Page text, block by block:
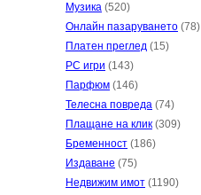
Музика (520)
Онлайн пазаруването (78)
Платен преглед (15)
PC игри (143)
Парфюм (146)
Телесна повреда (74)
Плащане на клик (309)
Бременност (186)
Издаване (75)
Недвижим имот (1190)